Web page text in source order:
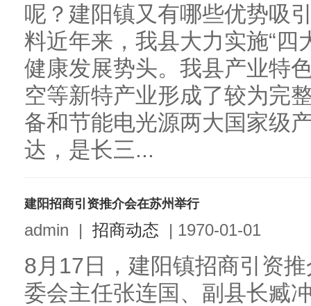
呢？建阳镇又有哪些优势吸
料近年来，我县大力实施“四
健康发展势头。我县产业特
空等新特产业形成了较为完
备和节能电光源两大国家级
达，是长三...
建阳招商引资推介会在苏州举行
admin | 招商动态 | 1970-01-01
8月17日，建阳镇招商引资
委会主任张连国、副县长臧